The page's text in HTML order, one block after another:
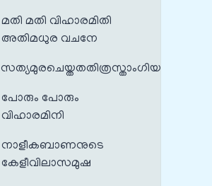
മതി മതി വിഹാരമിതി
അതിമധുര വചനേ
സത്യമുരചെയ്തതതിത്രസ്താംഗിയായി
പോരും പോരും
വിഹാരമിനി
നാളീകബാണനുടെ
കേളീവിലാസമുഷ